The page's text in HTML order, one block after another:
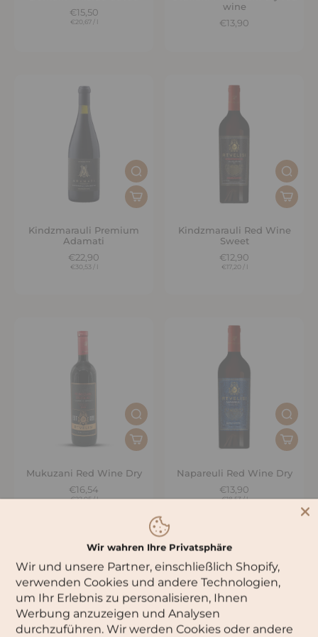
€15,50
€20,67 / l
wine
€13,90
Kindzmarauli Premium
Adamati
€22,90
€30,53 / l
Kindzmarauli Red Wine
Sweet
€12,90
€17,20 / l
Mukuzani Red Wine Dry
€16,54
€22,05/l
Napareuli Red Wine Dry
€13,90
€18,53/l
Wir wahren Ihre Privatsphäre
Wir und unsere Partner, einschließlich Shopify,
verwenden Cookies und andere Technologien,
um Ihr Erlebnis zu personalisieren, Ihnen
Werbung anzuzeigen und Analysen
durchzuführen. Wir werden Cookies oder andere